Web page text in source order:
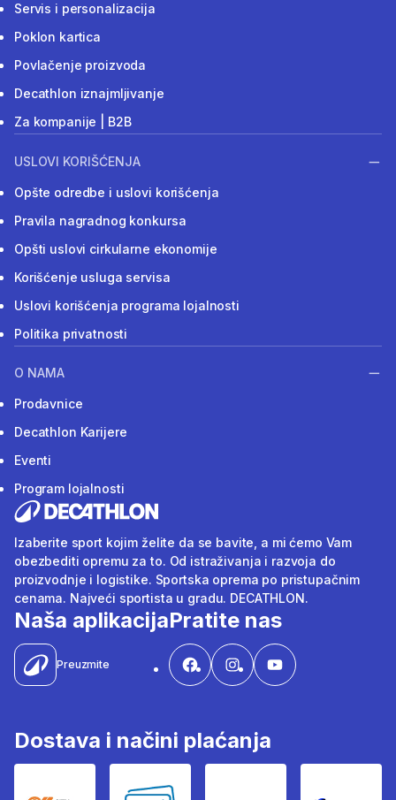
Servis i personalizacija
Poklon kartica
Povlačenje proizvoda
Decathlon iznajmljivanje
Za kompanije | B2B
USLOVI KORIŠĆENJA
Opšte odredbe i uslovi korišćenja
Pravila nagradnog konkursa
Opšti uslovi cirkularne ekonomije
Korišćenje usluga servisa
Uslovi korišćenja programa lojalnosti
Politika privatnosti
O NAMA
Prodavnice
Decathlon Karijere
Eventi
Program lojalnosti
Izaberite sport kojim želite da se bavite, a mi ćemo Vam
obezbediti opremu za to. Od istraživanja i razvoja do
proizvodnje i logistike. Sportska oprema po pristupačnim
cenama. Najveći sportista u gradu. DECATHLON.
Naša aplikacija
Preuzmite
Pratite nas
Dostava i načini plaćanja